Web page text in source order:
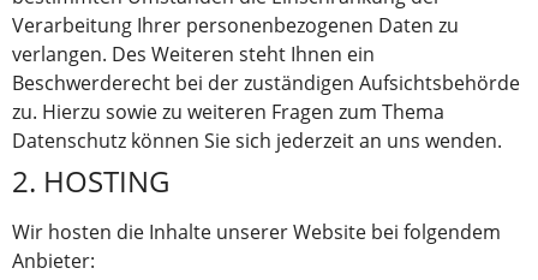
Verarbeitung Ihrer personenbezogenen Daten zu
verlangen. Des Weiteren steht Ihnen ein
Beschwerderecht bei der zuständigen Aufsichtsbehörde
zu. Hierzu sowie zu weiteren Fragen zum Thema
Datenschutz können Sie sich jederzeit an uns wenden.
2. HOSTING
Wir hosten die Inhalte unserer Website bei folgendem
Anbieter: